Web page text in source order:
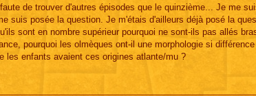
de trouver d'autres épisodes que le quinzième... Je me
suis posée la question. Je m'étais d'ailleurs déjà posé la
sont en nombre supérieur pourquoi ne sont-ils pas allés
pourquoi les olmèques ont-il une morphologie si
les enfants avaient ces origines atlante/mu ?